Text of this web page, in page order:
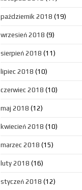
październik 2018 (19)
wrzesień 2018 (9)
sierpień 2018 (11)
lipiec 2018 (10)
czerwiec 2018 (10)
maj 2018 (12)
kwiecień 2018 (10)
marzec 2018 (15)
luty 2018 (16)
styczeń 2018 (12)